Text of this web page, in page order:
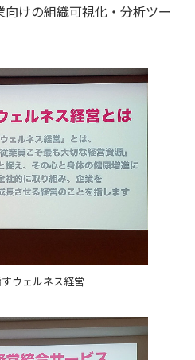
けの組織可視化・分析ツー
ウェルネス経営